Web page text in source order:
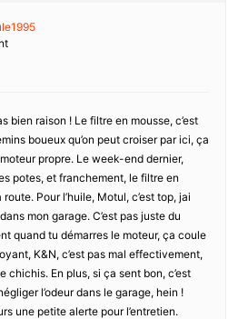
bien raison ! Le filtre en mousse, c’est
boueux qu’on peut croiser par ici, ça
propre. Le week-end dernier,
potes, et franchement, le filtre en
Pour l’huile, Motul, c’est top, jai
mon garage. C’est pas juste du
quand tu démarres le moteur, ça coule
K&N, c’est pas mal effectivement,
chichis. En plus, si ça sent bon, c’est
l’odeur dans le garage, hein !
une petite alerte pour l’entretien.